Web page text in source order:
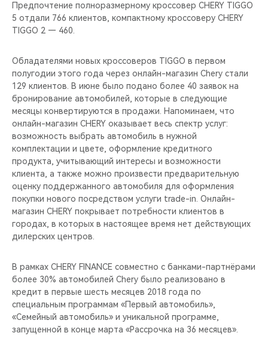
CHERY REMOTE
НАШИ МЕРОПРИЯТИЯ
ВИДЕООБЗОРЫ
CHERY ДЛЯ ДЕТЕЙ
Предпочтение полноразмерному кроссовер CHERY TIGGO
5 отдали 766 клиентов, компактному кроссоверу CHERY
TIGGO 2 — 460.
Обладателями новых кроссоверов TIGGO в первом
полугодии этого года через онлайн-магазин Chery стали
129 клиентов. В июне было подано более 40 заявок на
бронирование автомобилей, которые в следующие
месяцы конвертируются в продажи. Напоминаем, что
онлайн-магазин CHERY оказывает весь спектр услуг:
возможность выбрать автомобиль в нужной
комплектации и цвете, оформление кредитного
продукта, учитывающий интересы и возможности
клиента, а также можно произвести предварительную
оценку поддержанного автомобиля для оформления
покупки нового посредством услуги trade-in. Онлайн-
магазин CHERY покрывает потребности клиентов в
городах, в которых в настоящее время нет действующих
дилерских центров.
В рамках CHERY FINANCE совместно с банками-партнёрами
более 30% автомобилей Chery было реализовано в
кредит в первые шесть месяцев 2018 года по
специальным программам «Первый автомобиль»,
«Семейный автомобиль» и уникальной программе,
запущенной в конце марта «Рассрочка на 36 месяцев».